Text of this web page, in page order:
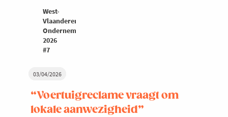
03/04/2026
“Voertuigreclame vraagt om
lokale aanwezigheid”
West-
Vlaanderen
Ondernemers
2026
#7